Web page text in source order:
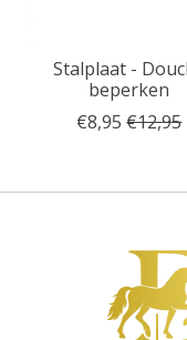
Stalplaat -
beperken
€8,95 €12,95